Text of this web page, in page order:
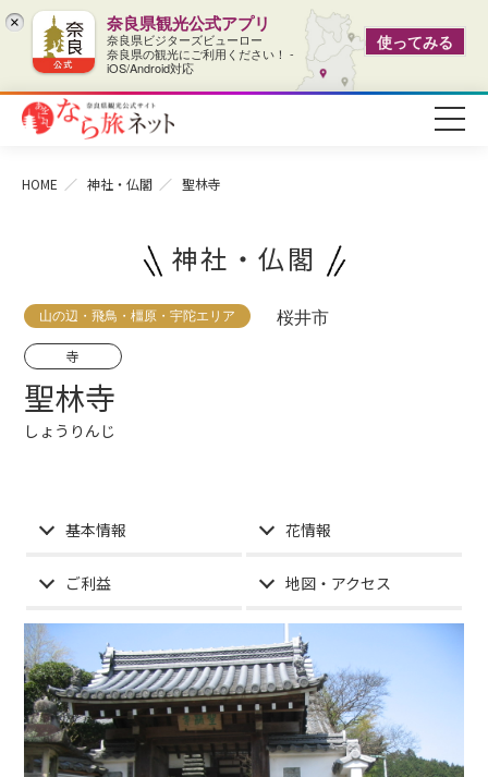
× 奈良県観光公式アプリ
奈良県ビジターズビューロー
奈良県の観光にご利用ください！ -
iOS/Android対応
使ってみる
HOME 神社・仏閣 聖林寺
神社・仏閣
山の辺・飛鳥・橿原・宇陀エリア 桜井市
寺
聖林寺
しょうりんじ
基本情報 花情報
ご利益 地図・アクセス